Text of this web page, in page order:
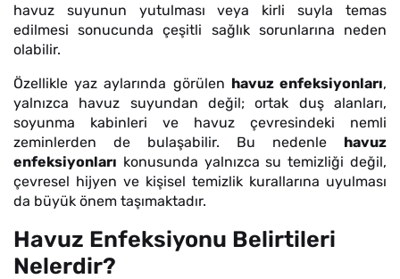
havuz suyunun yutulması veya kirli suyla temas
edilmesi sonucunda çeşitli sağlık sorunlarına neden
olabilir.
Özellikle yaz aylarında görülen havuz enfeksiyonları,
yalnızca havuz suyundan değil; ortak duş alanları,
soyunma kabinleri ve havuz çevresindeki nemli
zeminlerden de bulaşabilir. Bu nedenle havuz
enfeksiyonları konusunda yalnızca su temizliği değil,
çevresel hijyen ve kişisel temizlik kurallarına uyulması
da büyük önem taşımaktadır.
Havuz Enfeksiyonu Belirtileri
Nelerdir?